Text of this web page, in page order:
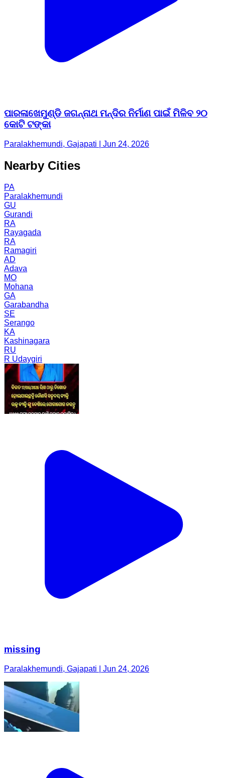
ପାରଳାଖେମୁଣ୍ଡି ଜଗନ୍ନାଥ ମନ୍ଦିର ନିର୍ମାଣ ପାଇଁ ମିଳିବ ୨୦
କୋଟି ଟଙ୍କା
Paralakhemundi, Gajapati | Jun 24, 2026
Nearby Cities
PA
Paralakhemundi
GU
Gurandi
RA
Rayagada
RA
Ramagiri
AD
Adava
MO
Mohana
GA
Garabandha
SE
Serango
KA
Kashinagara
RU
R Udaygiri
missing
Paralakhemundi, Gajapati | Jun 24, 2026